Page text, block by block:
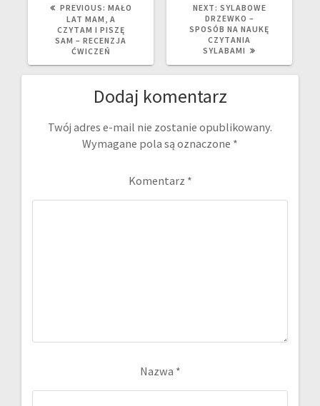
PREVIOUS: PREVIOUS
POST:
MAŁO
LAT MAM, A
CZYTAM I PISZĘ
SAM – RECENZJA
ĆWICZEŃ
NEXT: NEXT
POST:
SYLABOWE
DRZEWKO –
SPOSÓB NA NAUKĘ
CZYTANIA
SYLABAMI
Dodaj komentarz
Twój adres e-mail nie zostanie opublikowany.
Wymagane pola są oznaczone *
Komentarz *
Nazwa *